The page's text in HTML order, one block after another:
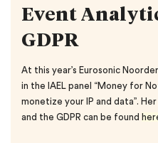
Event
GDPR
At this year’s Eurosonic
in the IAEL panel “Money for
monetize your IP and data”.
and the GDPR can be found